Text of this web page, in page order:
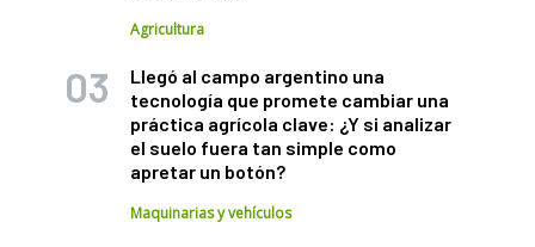
Agricultura
Llegó al campo argentino una
tecnología que promete cambiar una
práctica agrícola clave: ¿Y si analizar
el suelo fuera tan simple como
apretar un botón?
Maquinarias y vehículos